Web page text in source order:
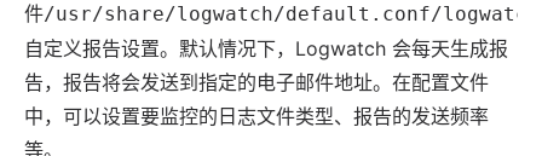
件/usr/share/logwatch/default.conf/
自定义报告设置。默认情况下，Logwatch 会每天生成报
告，报告将会发送到指定的电子邮件地址。在配置文件
中，可以设置要监控的日志文件类型、报告的发送频率
等。